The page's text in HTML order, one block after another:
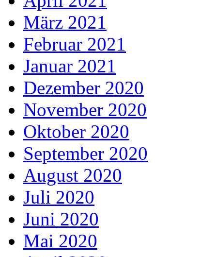
März 2021
Februar 2021
Januar 2021
Dezember 2020
November 2020
Oktober 2020
September 2020
August 2020
Juli 2020
Juni 2020
Mai 2020